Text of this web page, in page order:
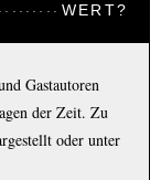
WERT?
Gastautoren
der Zeit. Zu
oder unter